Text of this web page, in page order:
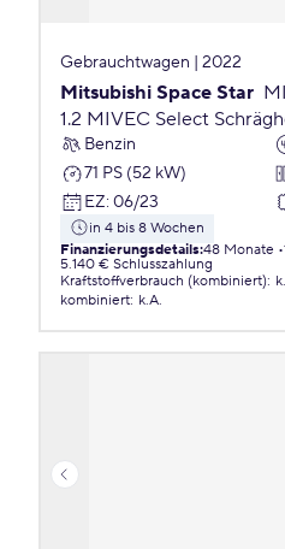
Gebrauchtwagen | 2022
Mitsubishi Space Star
1.2 MIVEC Select
Benzin
71 PS (52 kW)
EZ: 06/23
in 4 bis 8 Wochen
Finanzierungsdetails:48 Monate
5.140 € Schlusszahlung
Kraftstoffverbrauch (kombiniert):
kombiniert: k.A.